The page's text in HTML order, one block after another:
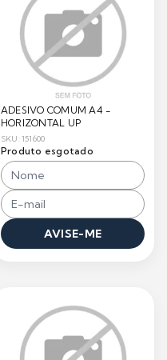
ADESIVO COMUM A4 -
HORIZONTAL UP
SKU: 151600
Produto esgotado
AVISE-ME